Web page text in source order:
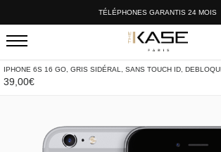
TÉLÉPHONES GARANTIS 24 MOIS
IPHONE 6S 16 GO, GRIS SIDÉRAL, SANS TOUCH ID,
39,00€